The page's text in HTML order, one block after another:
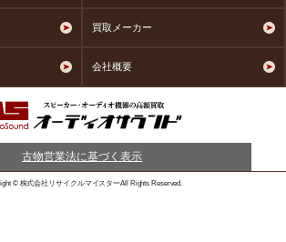
買取メーカー
会社概要
古物営業法に基づく表示
© 株式会社リサイクルマイスターAll Rights Reserved.